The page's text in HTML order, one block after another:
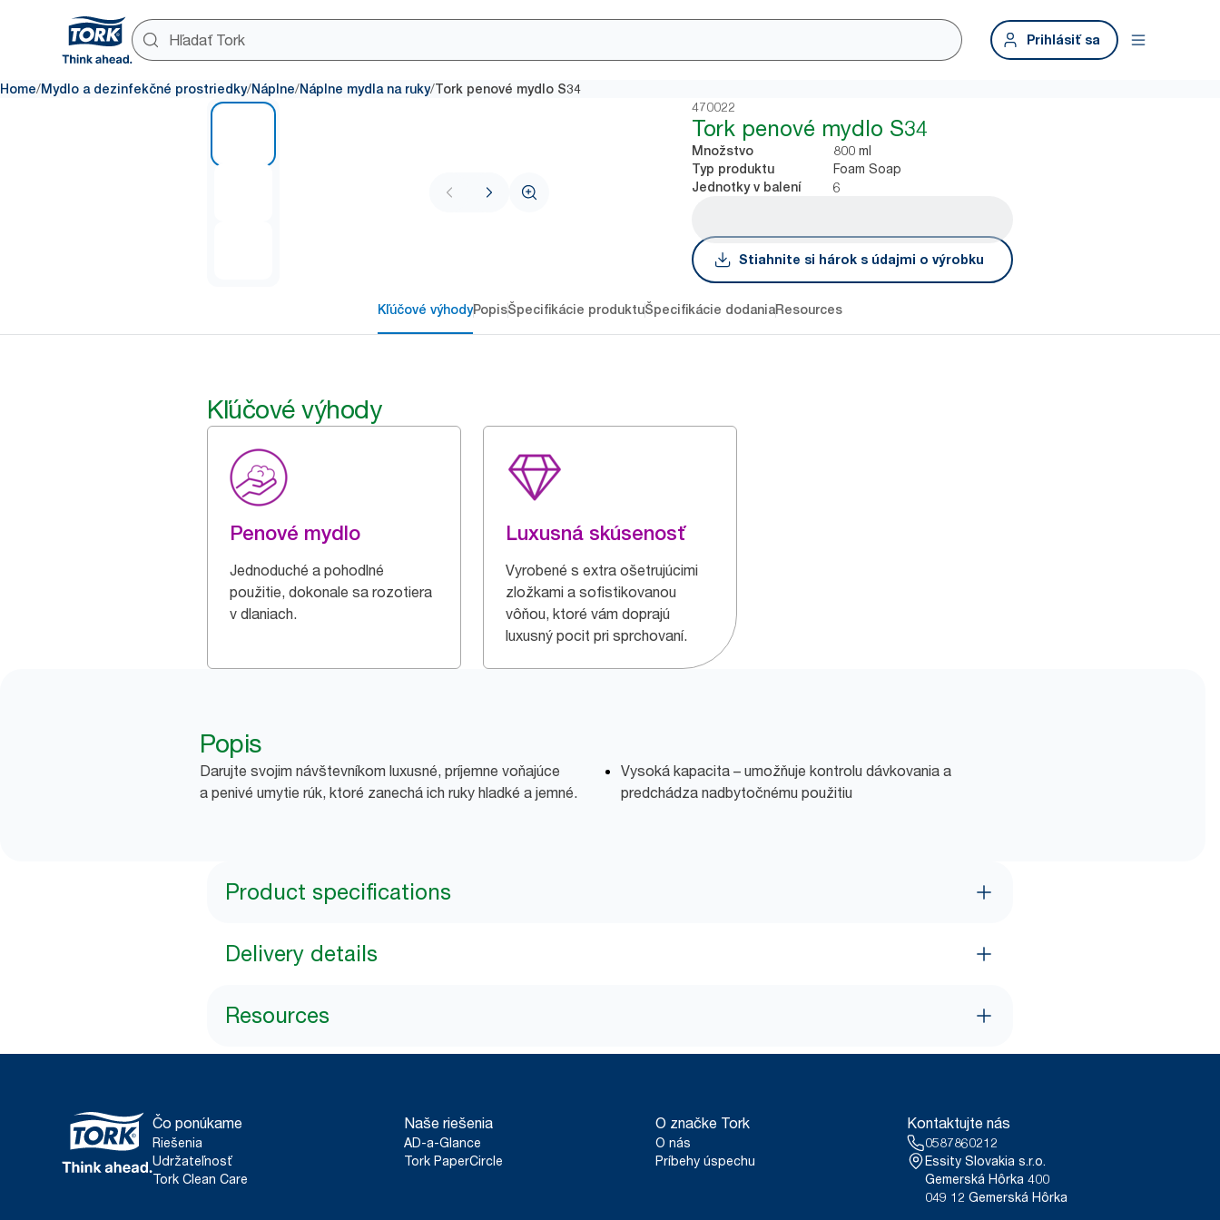
Prihlásiť sa
Home/Mydlo a dezinfekčné prostriedky/Náplne/Náplne mydla na ruky/Tork penové mydlo S34
470022
Tork penové mydlo S34
Množstvo 800 ml
Typ produktu Foam Soap
Jednotky v balení 6
Stiahnite si hárok s údajmi o výrobku
Kľúčové výhodyPopisŠpecifikácie produktuŠpecifikácie dodaniaResources
Kľúčové výhody
Penové mydlo
Jednoduché a pohodlné
použitie, dokonale sa rozotiera
v dlaniach.
Luxusná skúsenosť
Vyrobené s extra ošetrujúcimi
zložkami a sofistikovanou
vôňou, ktoré vám doprajú
luxusný pocit pri sprchovaní.
Popis
Darujte svojim návštevníkom luxusné, príjemne voňajúce
a penivé umytie rúk, ktoré zanechá ich ruky hladké a jemné.
Vysoká kapacita – umožňuje kontrolu dávkovania a
predchádza nadbytočnému použitiu
Product specifications
Delivery details
Resources
Čo ponúkame
Riešenia
Udržateľnosť
Tork Clean Care
Naše riešenia
AD-a-Glance
Tork PaperCircle
O značke Tork
O nás
Príbehy úspechu
Kontaktujte nás
0587860212
Essity Slovakia s.r.o.
Gemerská Hôrka 400
049 12 Gemerská Hôrka